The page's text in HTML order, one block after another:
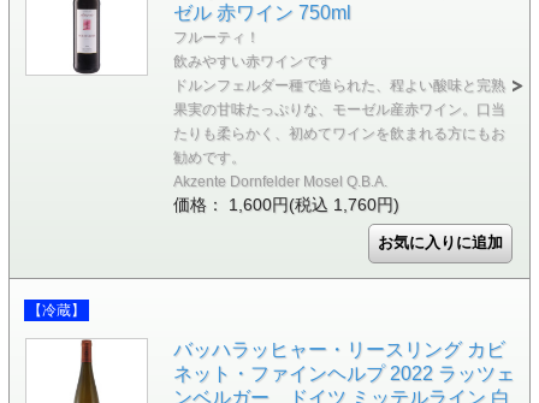
ゼル 赤ワイン 750ml
フルーティ！
飲みやすい赤ワインです
ドルンフェルダー種で造られた、程よい酸味と完熟
果実の甘味たっぷりな、モーゼル産赤ワイン。口当
たりも柔らかく、初めてワインを飲まれる方にもお
勧めです。
Akzente Dornfelder Mosel Q.B.A.
価格： 1,600円(税込 1,760円)
【冷蔵】
バッハラッヒャー・リースリング カビ
ネット・ファインヘルプ 2022 ラッツェ
ンベルガー ドイツ ミッテルライン 白